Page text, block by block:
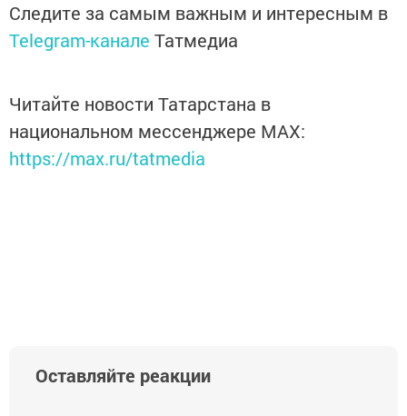
Следите за самым важным и интересным в
Telegram-канале Татмедиа
Читайте новости Татарстана в
национальном мессенджере MАХ:
https://max.ru/tatmedia
Оставляйте реакции